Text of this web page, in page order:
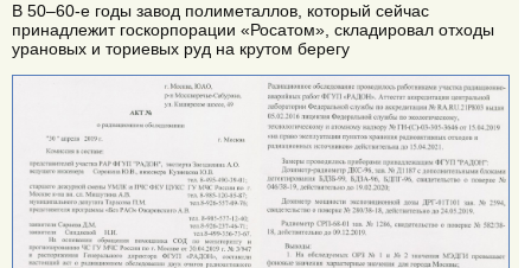
В 50–60-е годы завод полиметаллов, который сейчас
принадлежит госкорпорации «Росатом», складировал отходы
урановых и ториевых руд на крутом берегу